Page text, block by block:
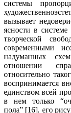
системы
вызывает
ясности в системе
творческой
современными
надуманных
отношении
относительно
воспринимается
единством всей
в нем только
пола” [16], его